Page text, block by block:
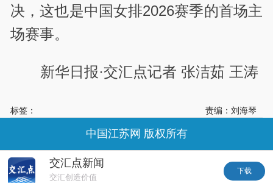
决，这也是中国女排2026赛季的首场主
场赛事。
新华日报·交汇点记者 张洁茹 王涛
标签： 责编：刘海琴
交汇点新闻
交汇创造价值
下载
中国江苏网 版权所有